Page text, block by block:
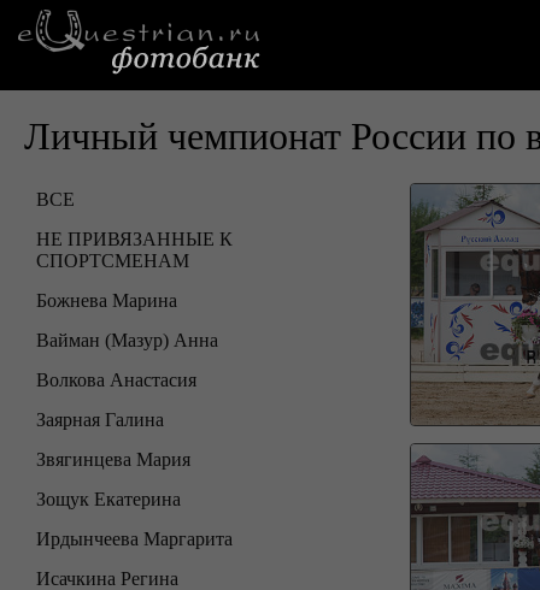
Личный чемпионат России по
ВСЕ
НЕ ПРИВЯЗАННЫЕ К
СПОРТСМЕНАМ
Божнева Марина
Вайман (Мазур) Анна
Волкова Анастасия
Заярная Галина
Звягинцева Мария
Зощук Екатерина
Ирдынчеева Маргарита
Исачкина Регина